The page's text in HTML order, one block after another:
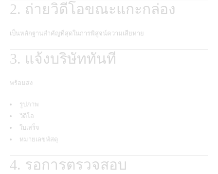
2. ถ่ายวิดีโอขณะแกะกล่อง
เป็นหลักฐานสำคัญที่สุดในการพิสูจน์ความเสียหาย
3. แจ้งบริษัททันที
พร้อมส่ง
รูปภาพ
วิดีโอ
ใบเสร็จ
หมายเลขพัสดุ
4. รอการตรวจสอบ